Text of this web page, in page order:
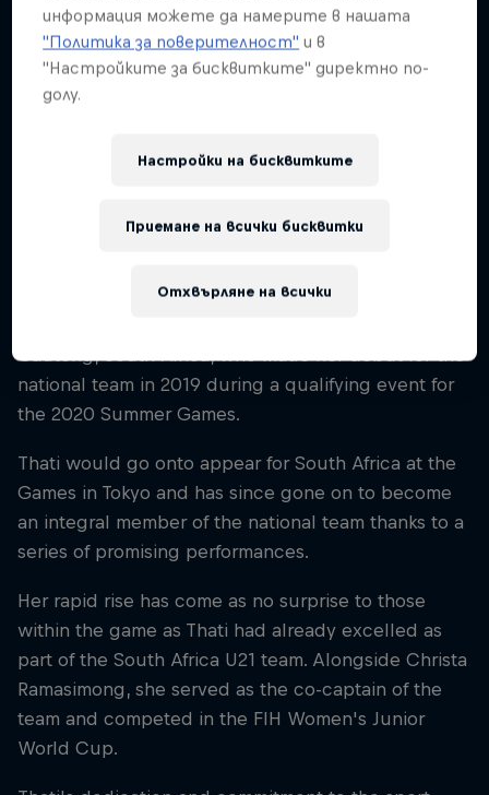
Дата на раждане
1 Август 2000
Възраст
26
South Africa
Fieldhockey
Gauteng, South Africa, who made her debut for the
national team in 2019 during a qualifying event for
the 2020 Summer Games.
Thati would go onto appear for South Africa at the
Games in Tokyo and has since gone on to become
an integral member of the national team thanks to a
series of promising performances.
Her rapid rise has come as no surprise to those
within the game as Thati had already excelled as
part of the South Africa U21 team. Alongside Christa
Ramasimong, she served as the co-captain of the
team and competed in the FIH Women's Junior
World Cup.
информация можете да намерите в нашата
"Политика за поверителност" и в
"Настройките за бисквитките" директно по-
долу.
Настройки на бисквитките
Отхвърляне на всички
Приемане на всички бисквитки